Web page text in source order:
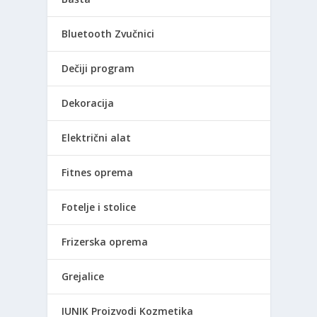
Bluetooth Zvučnici
Dečiji program
Dekoracija
Električni alat
Fitnes oprema
Fotelje i stolice
Frizerska oprema
Grejalice
IUNIK Proizvodi Kozmetika